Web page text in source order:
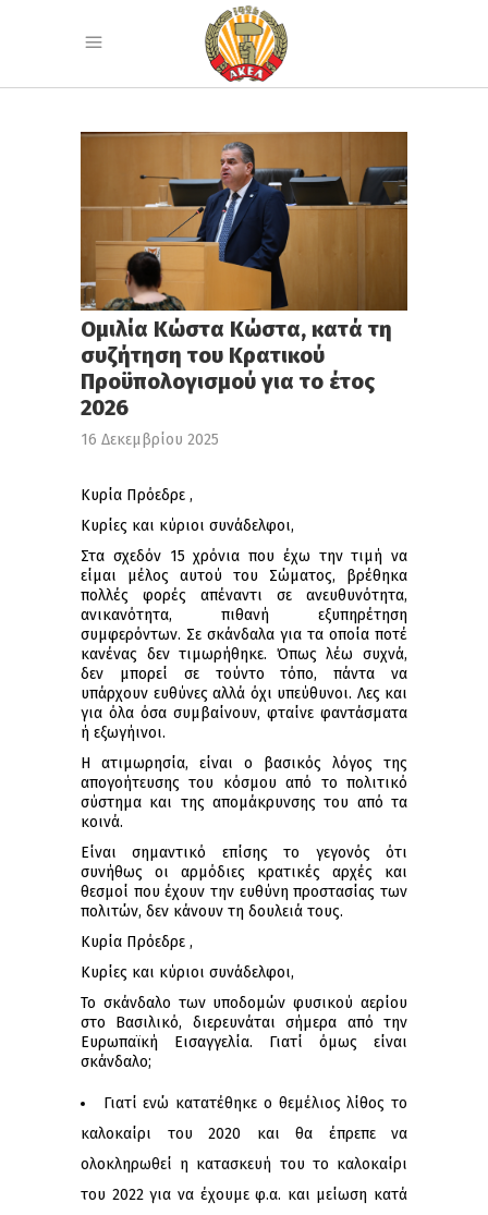
Ομιλία Κώστα Κώστα, κατά τη
συζήτηση του Κρατικού
Προϋπολογισμού για το έτος
2026
16 Δεκεμβρίου 2025
Κυρία Πρόεδρε ,
Κυρίες και κύριοι συνάδελφοι,
Στα σχεδόν 15 χρόνια που έχω την τιμή να
είμαι μέλος αυτού του Σώματος, βρέθηκα
πολλές φορές απέναντι σε ανευθυνότητα,
ανικανότητα, πιθανή εξυπηρέτηση
συμφερόντων. Σε σκάνδαλα για τα οποία ποτέ
κανένας δεν τιμωρήθηκε. Όπως λέω συχνά,
δεν μπορεί σε τούντο τόπο, πάντα να
υπάρχουν ευθύνες αλλά όχι υπεύθυνοι. Λες και
για όλα όσα συμβαίνουν, φταίνε φαντάσματα
ή εξωγήινοι.
Η ατιμωρησία, είναι ο βασικός λόγος της
απογοήτευσης του κόσμου από το πολιτικό
σύστημα και της απομάκρυνσης του από τα
κοινά.
Είναι σημαντικό επίσης το γεγονός ότι
συνήθως οι αρμόδιες κρατικές αρχές και
θεσμοί που έχουν την ευθύνη προστασίας των
πολιτών, δεν κάνουν τη δουλειά τους.
Κυρία Πρόεδρε ,
Κυρίες και κύριοι συνάδελφοι,
Το σκάνδαλο των υποδομών φυσικού αερίου
στο Βασιλικό, διερευνάται σήμερα από την
Ευρωπαϊκή Εισαγγελία. Γιατί όμως είναι
σκάνδαλο;
Γιατί ενώ κατατέθηκε ο θεμέλιος λίθος το
καλοκαίρι του 2020 και θα έπρεπε να
ολοκληρωθεί η κατασκευή του το καλοκαίρι
του 2022 για να έχουμε φ.α. και μείωση κατά